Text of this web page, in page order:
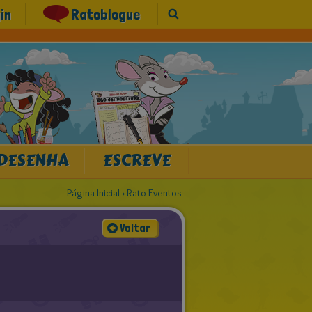
Ratoblogue
ESCREVE
Página Inicial › Rato-Eventos
Voltar